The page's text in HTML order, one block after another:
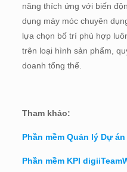
năng thích ứng với biến
dụng máy móc chuyên
lựa chọn bố trí phù hợp
trên loại hình sản phẩm,
doanh tổng thể.
Tham khảo:
Phần mềm Quản lý Dự
Phần mềm KPI